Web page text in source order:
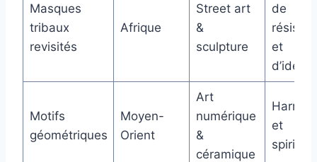
Masques
tribaux
revisités
Afrique
Street art
&
sculpture
de
et
Motifs
géométriques
Moyen-
Orient
Art
numérique
&
céramique
et